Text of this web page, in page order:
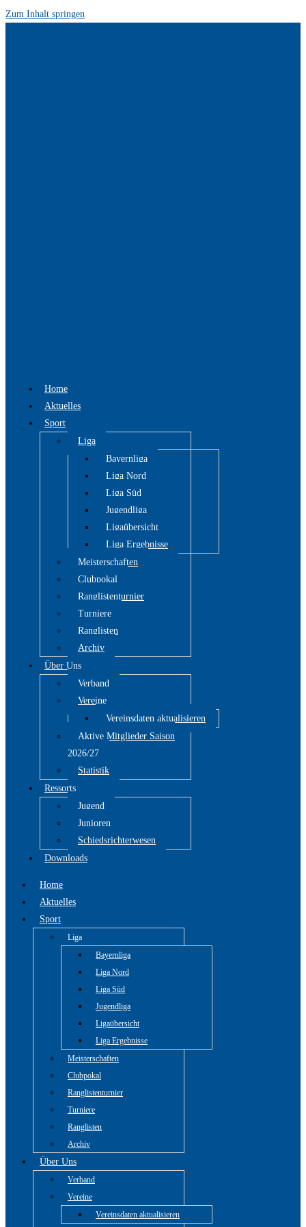
Zum Inhalt springen
Home
Aktuelles
Sport
Liga
Bayernliga
Liga Nord
Liga Süd
Jugendliga
Ligaübersicht
Liga Ergebnisse
Meisterschaften
Clubpokal
Ranglistenturnier
Turniere
Ranglisten
Archiv
Über Uns
Verband
Vereine
Vereinsdaten aktualisieren
Aktive Mitglieder Saison
2026/27
Statistik
Ressorts
Jugend
Junioren
Schiedsrichterwesen
Downloads
Home
Aktuelles
Sport
Liga
Bayernliga
Liga Nord
Liga Süd
Jugendliga
Ligaübersicht
Liga Ergebnisse
Meisterschaften
Clubpokal
Ranglistenturnier
Turniere
Ranglisten
Archiv
Über Uns
Verband
Vereine
Vereinsdaten aktualisieren